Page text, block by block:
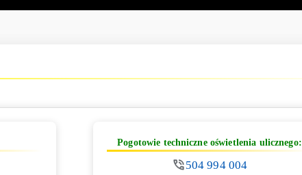
Pogotowie techniczne oświetlenia ulicznego:
504 994 004